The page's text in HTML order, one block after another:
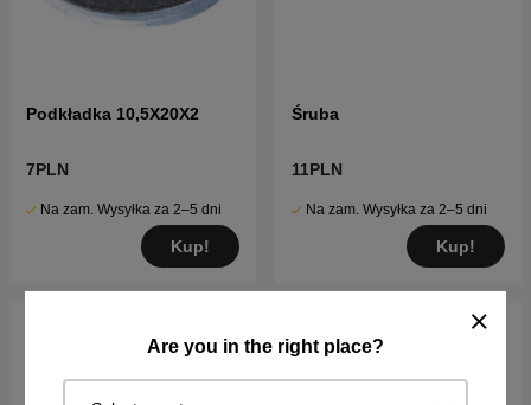
Are you in the right place?
Podkładka 10,5X20X2
7PLN
Na zam. Wysyłka za 2–5 dni
Kup!
Śruba
11PLN
Na zam. Wysyłka za 2–5 dni
Kup!